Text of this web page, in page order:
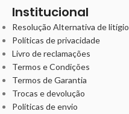
Institucional
Resolução Alternativa de litígio
Políticas de privacidade
Livro de reclamações
Termos e Condições
Termos de Garantia
Trocas e devolução
Políticas de envio